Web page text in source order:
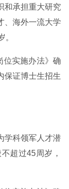
和承担重大研究
、海外一流大学
。
位实施办法》确
保证博士生招生
学科领军人才潜
超过45周岁，